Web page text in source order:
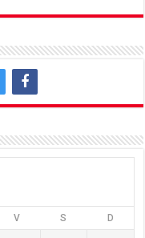
V S D